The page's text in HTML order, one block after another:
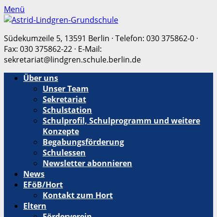
Menü
Südekumzeile 5, 13591 Berlin · Telefon: 030 375862-0 ·
Fax: 030 375862-22 · E-Mail:
sekretariat@lindgren.schule.berlin.de
Erstes
Menü
Zum Über uns
Unser Team
Sekretariat
Schulstation
Schulprofil, Schulprogramm und weitere
Konzepte
Begabungsförderung
Schulessen
Newsletter abonnieren
News
EFöB/Hort
Kontakt zum Hort
Eltern